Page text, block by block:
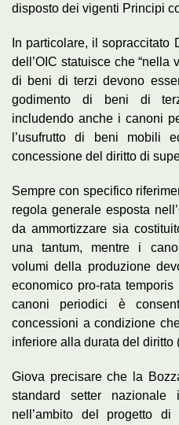
disposto dei vigenti Principi
In particolare, il sopraccitato
dell’OIC statuisce che
di beni di terzi devono
godimento di beni di
includendo anche i canoni
l’usufrutto di beni mobili
concessione del diritto di
Sempre con specifico
regola generale esposta
da ammortizzare sia
una tantum, mentre i
volumi della produzione
economico pro-rata
canoni periodici è
concessioni a condizione
inferiore alla durata del diritto
Giova precisare che la
standard setter
nell’ambito del progetto